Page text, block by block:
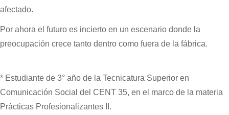
afectado.
Por ahora el futuro es incierto en un escenario donde la
preocupación crece tanto dentro como fuera de la fábrica.
* Estudiante de 3° año de la Tecnicatura Superior en
Comunicación Social del CENT 35, en el marco de la materia
Prácticas Profesionalizantes II.